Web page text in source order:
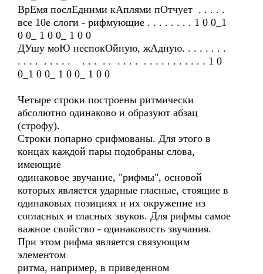
ВрЕмя послЕдними кАплями пОтчует . . . . .
все 10е слоги - рифмующие . . . . . . . . 1 0 0_1
0 0_ 1 0 0_ 1 0 0
ДУшу моЮ неспокОйную, жАдную. . . . . . . .
. . . . . . . . . . . . . . . . . . . . . . . . . . . . . 1 0
0_1 0 0_ 1 0 0_ 1 0 0
Четыре строки построены ритмически
абсолютно одинаково и образуют абзац
(строфу).
Строки попарно срифмованы. Для этого в
концах каждой пары подобраны слова,
имеющие
одинаковое звучание, "рифмы", основой
которых является ударные гласные, стоящие в
одинаковых позициях и их окружение из
согласных и гласных звуков. Для рифмы самое
важное свойство - одинаковость звучания.
При этом рифма является связующим
элементом
ритма, например, в приведенном